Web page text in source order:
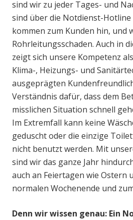
sind wir zu jeder Tages- und
sind über die Notdienst-
kommen zum Kunden hin, und
Rohrleitungsschaden. Auch in
zeigt sich unsere Kompetenz
Klima-, Heizungs- und
ausgeprägten
Verständnis dafür, dass dem
misslichen Situation schnell
Im Extremfall kann keine
geduscht oder die einzige
nicht benutzt werden. Mit
sind wir das ganze Jahr
auch an Feiertagen wie Ostern
normalen Wochenende und
Denn wir wissen genau: Ein